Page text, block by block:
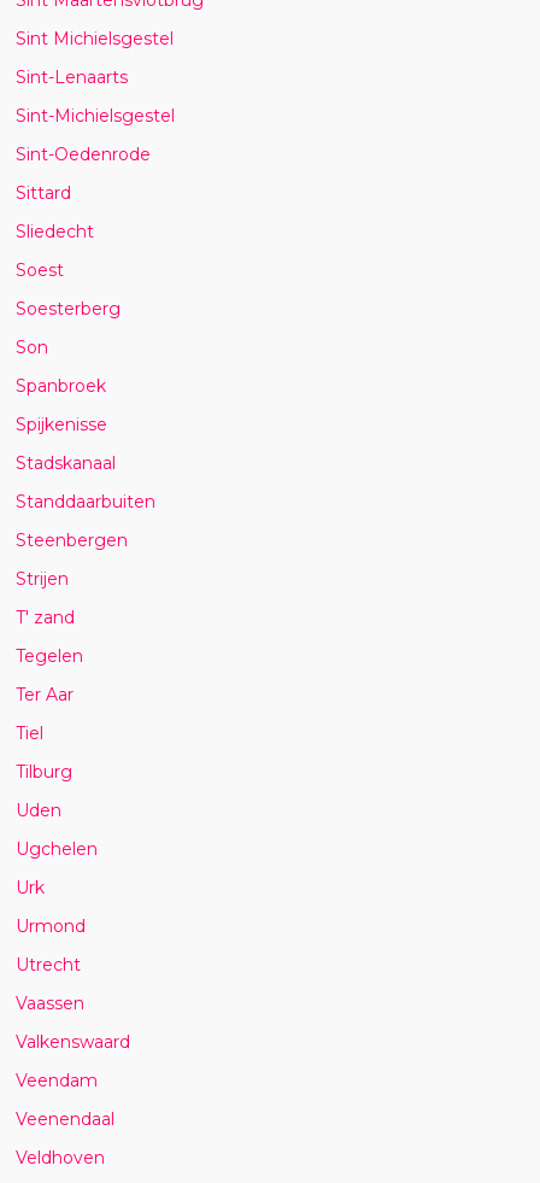
Sint Michielsgestel
Sint-Lenaarts
Sint-Michielsgestel
Sint-Oedenrode
Sittard
Sliedecht
Soest
Soesterberg
Son
Spanbroek
Spijkenisse
Stadskanaal
Standdaarbuiten
Steenbergen
Strijen
T' zand
Tegelen
Ter Aar
Tiel
Tilburg
Uden
Ugchelen
Urk
Urmond
Utrecht
Vaassen
Valkenswaard
Veendam
Veenendaal
Veldhoven